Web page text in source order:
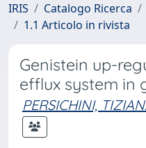
IRIS Catalogo Ricerca
1.1 Articolo in rivista
Genistein up-
efflux system in
PERSICHINI,